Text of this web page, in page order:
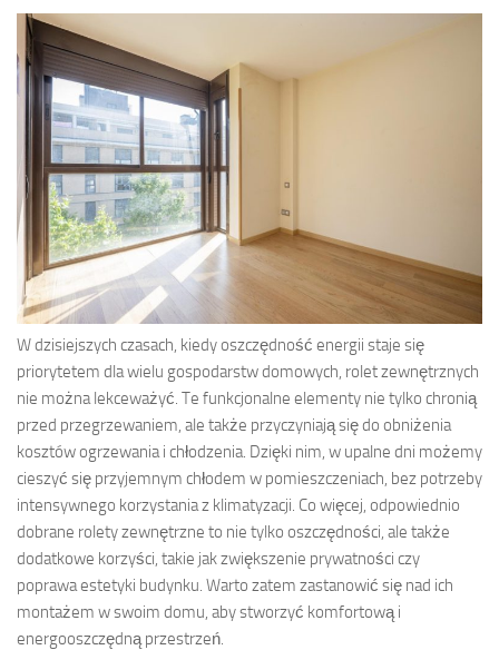
W dzisiejszych czasach, kiedy oszczędność energii staje się
priorytetem dla wielu gospodarstw domowych, rolet zewnętrznych
nie można lekceważyć. Te funkcjonalne elementy nie tylko chronią
przed przegrzewaniem, ale także przyczyniają się do obniżenia
kosztów ogrzewania i chłodzenia. Dzięki nim, w upalne dni możemy
cieszyć się przyjemnym chłodem w pomieszczeniach, bez potrzeby
intensywnego korzystania z klimatyzacji. Co więcej, odpowiednio
dobrane rolety zewnętrzne to nie tylko oszczędności, ale także
dodatkowe korzyści, takie jak zwiększenie prywatności czy
poprawa estetyki budynku. Warto zatem zastanowić się nad ich
montażem w swoim domu, aby stworzyć komfortową i
energooszczędną przestrzeń.